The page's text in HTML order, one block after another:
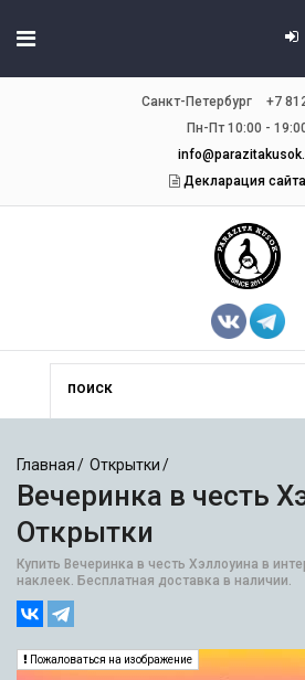
Санкт-Петербург +7
Пн-Пт 10:00 -
Декларация сайта
Главная Открытки
Вечеринка в честь
Открытки
Купить Вечеринка в честь Хэллоуина в
наклеек. Бесплатная доставка в наличии.
Пожаловаться на изображение